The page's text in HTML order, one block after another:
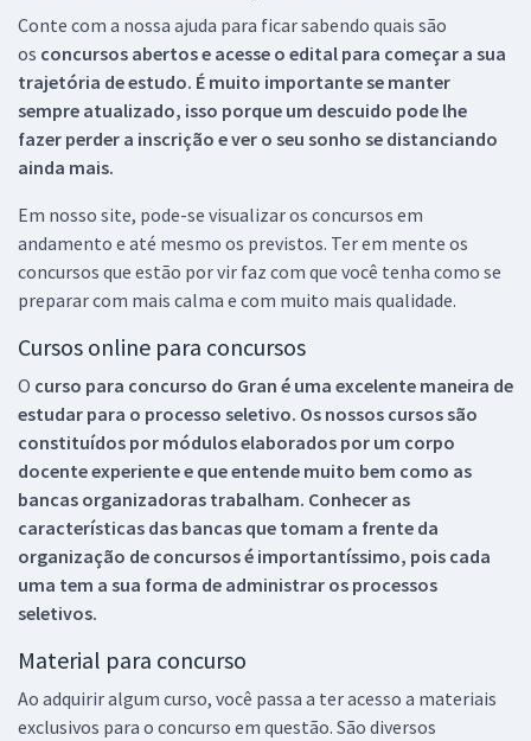
Conte com a nossa ajuda para ficar sabendo quais são
os concursos abertos e acesse o edital para começar a sua
trajetória de estudo. É muito importante se manter
sempre atualizado, isso porque um descuido pode lhe
fazer perder a inscrição e ver o seu sonho se distanciando
ainda mais.
Em nosso site, pode-se visualizar os concursos em
andamento e até mesmo os previstos. Ter em mente os
concursos que estão por vir faz com que você tenha como se
preparar com mais calma e com muito mais qualidade.
Cursos online para concursos
O curso para concurso do Gran é uma excelente maneira de
estudar para o processo seletivo. Os nossos cursos são
constituídos por módulos elaborados por um corpo
docente experiente e que entende muito bem como as
bancas organizadoras trabalham. Conhecer as
características das bancas que tomam a frente da
organização de concursos é importantíssimo, pois cada
uma tem a sua forma de administrar os processos
seletivos.
Material para concurso
Ao adquirir algum curso, você passa a ter acesso a materiais
exclusivos para o concurso em questão. São diversos